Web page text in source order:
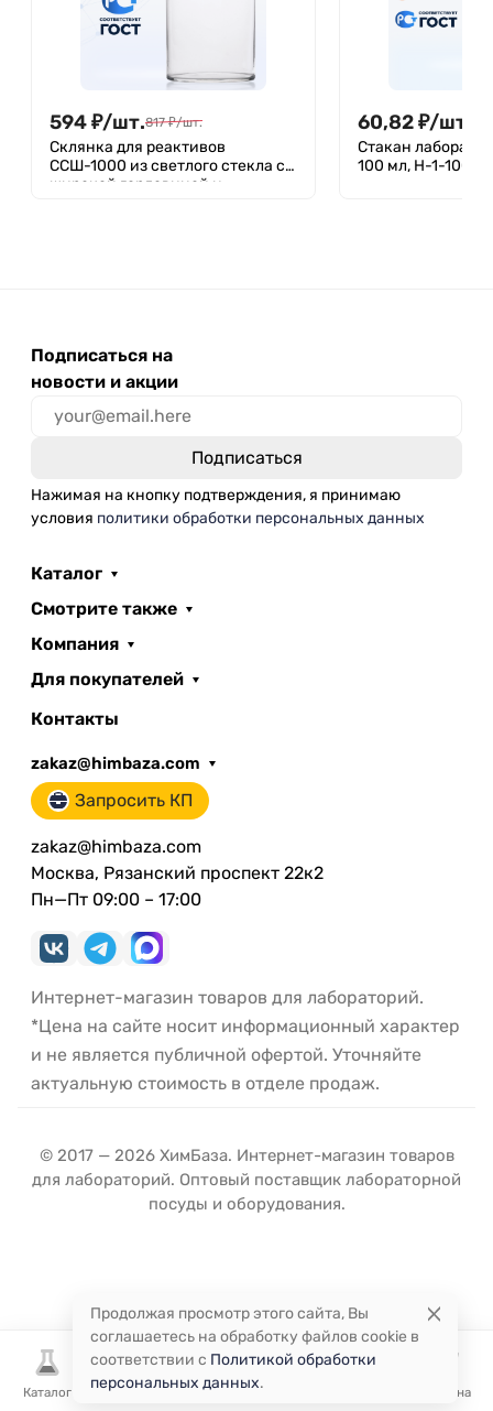
Каталог Избранное Корзина
594₽/шт.817 ₽/шт.
Склянка для реактивов
ССШ-1000 из светлого стекла с
широкой горловиной и
60,82₽/шт.
Стакан
100 мл, Н-1-100
Подписаться на
новости и акции
Нажимая на кнопку подтверждения, я принимаю
условия политики обработки персональных данных
Каталог
Смотрите также
Компания
Для покупателей
Контакты
zakaz@himbaza.com
Запросить КП
zakaz@himbaza.com
Москва, Рязанский проспект 22к2
Пн—Пт 09:00 – 17:00
Интернет-магазин товаров для лабораторий.
*Цена на сайте носит информационный характер
и не является публичной офертой. Уточняйте
актуальную стоимость в отделе продаж.
© 2017 — 2026 ХимБаза. Интернет-магазин товаров
для лабораторий. Оптовый поставщик лабораторной
посуды и оборудования.
Продолжая просмотр этого сайта, Вы
соглашаетесь на обработку файлов cookie в
соответствии с Политикой обработки
персональных данных.